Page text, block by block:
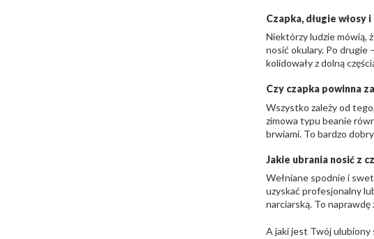
Czapka, długie włosy
Niektórzy ludzie mówią,
nosić okulary. Po drugie –
kolidowały z dolną
Czy czapka powinna
Wszystko zależy od
zimowa typu beanie
brwiami. To bardzo
Jakie ubrania nosić z
Wełniane spodnie i
uzyskać profesjonalny
narciarską. To
A jaki jest Twój ulubiony